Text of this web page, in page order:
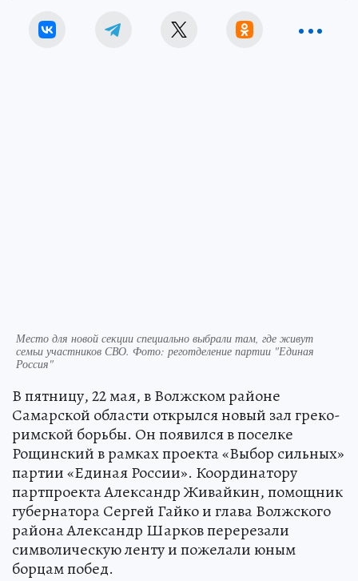
Место для новой секции специально выбрали там, где живут
семьи участников СВО. Фото: реготделение партии "Единая
Россия"
В пятницу, 22 мая, в Волжском районе
Самарской области открылся новый зал греко-
римской борьбы. Он появился в поселке
Рощинский в рамках проекта «Выбор сильных»
партии «Единая России». Координатору
партпроекта Александр Живайкин, помощник
губернатора Сергей Гайко и глава Волжского
района Александр Шарков перерезали
символическую ленту и пожелали юным
борцам побед.